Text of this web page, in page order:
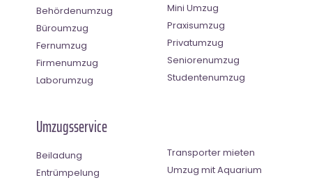
Behördenumzug
Büroumzug
Fernumzug
Firmenumzug
Laborumzug
Mini Umzug
Praxisumzug
Privatumzug
Seniorenumzug
Studentenumzug
Umzugsservice
Beiladung
Entrümpelung
Transporter mieten
Umzug mit Aquarium